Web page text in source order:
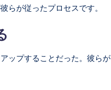
らが従ったプロセスです。
ップすることだった。彼らが